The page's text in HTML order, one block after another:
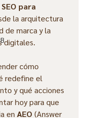
para
la arquitectura
de marca y la
digitales.
cómo
redefine el
y qué acciones
hoy para que
en AEO (Answer